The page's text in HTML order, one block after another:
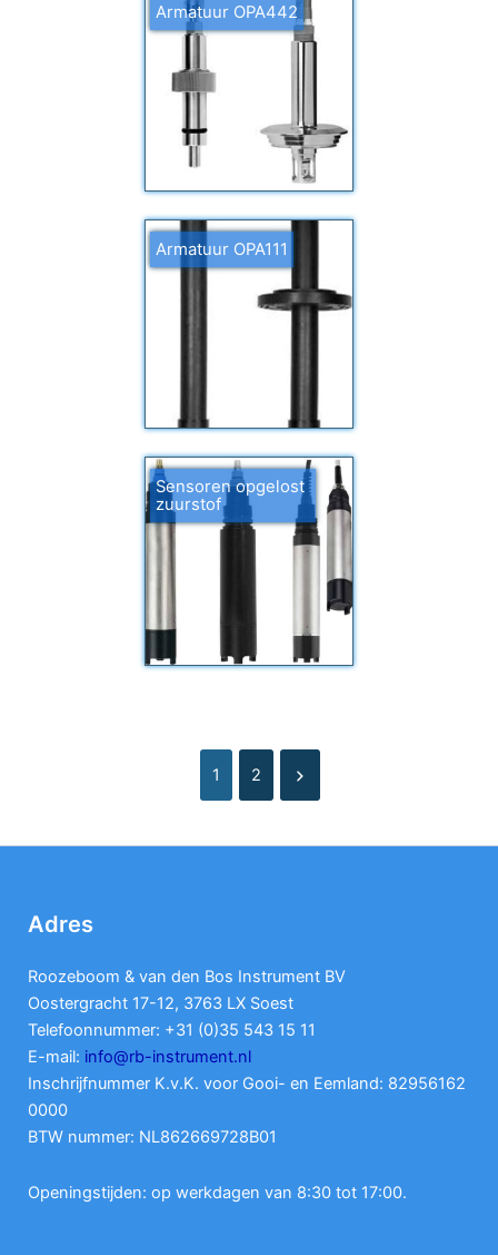
Armatuur OPA442
Armatuur OPA111
Sensoren opgelost
zuurstof
1 2
Adres
Roozeboom & van den Bos Instrument BV
Oostergracht 17-12, 3763 LX Soest
Telefoonnummer: +31 (0)35 543 15 11
E-mail: info@rb-instrument.nl
Inschrijfnummer K.v.K. voor Gooi- en Eemland: 82956162
0000
BTW nummer: NL862669728B01
Openingstijden: op werkdagen van 8:30 tot 17:00.